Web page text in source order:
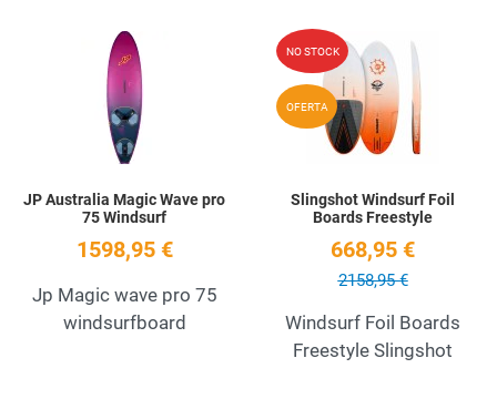
Add to Wishlist
Quick View
JP Australia Magic Wave pro
75 Windsurf
1598,95 €
Jp Magic wave pro 75
windsurfboard
NO STOCK
OFERTA
Slingshot Windsurf Foil
Boards Freestyle
668,95 €
2158,95 €
Windsurf Foil Boards
Freestyle Slingshot